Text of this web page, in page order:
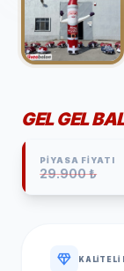
GEL GEL
PİYASA FİYATI
29.900 ₺
diamond KALITELI